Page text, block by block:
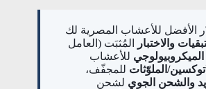
الأفضل للأعشاب المصرية لك
والاختبار
المُثبَت (العامل
الميكروبيولوجي للأعشاب
الملوّثات للمجفّف،
والشحن الجوي لشحن